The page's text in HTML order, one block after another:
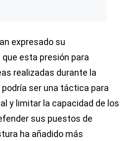
expresado su
esta presión para
realizadas durante la
ser una táctica para
y limitar la capacidad de los
sus puestos de
ha añadido más